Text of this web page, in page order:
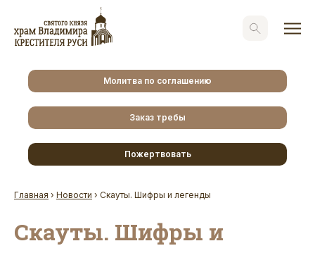
Молитва по соглашению
Заказ требы
Пожертвовать
Главная › Новости › Скауты. Шифры и легенды
Скауты. Шифры и